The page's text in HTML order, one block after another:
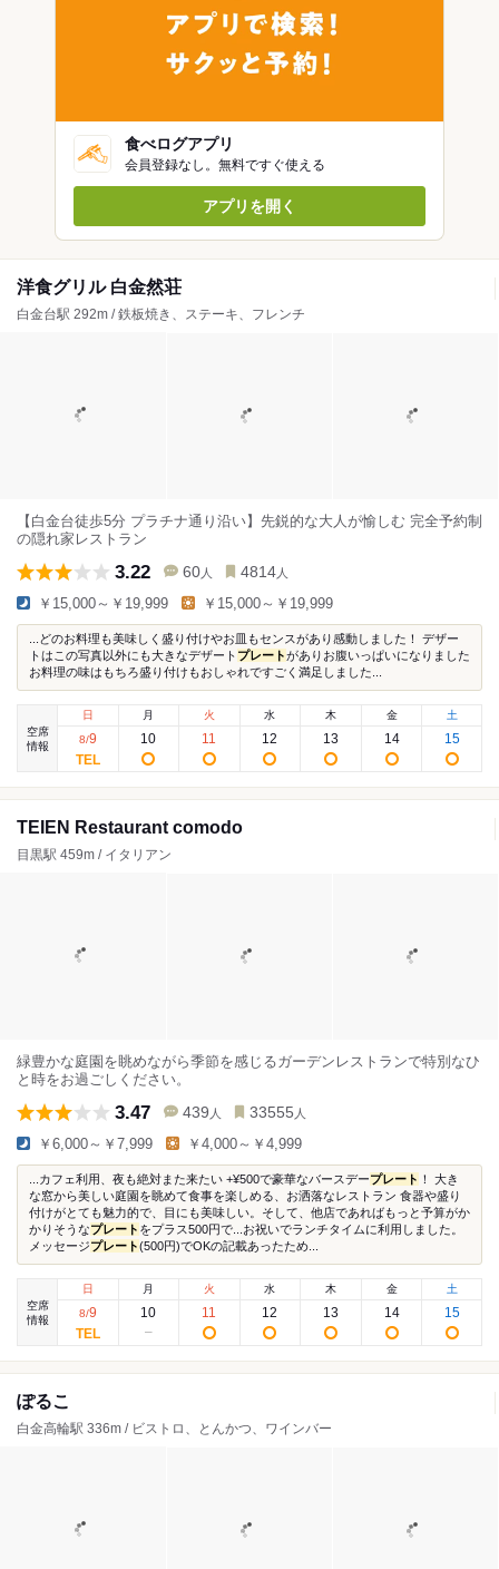
食べログアプリ
会員登録なし。無料ですぐ使える
アプリを開く
洋食グリル 白金然荘
白金台駅 292m / 鉄板焼き、ステーキ、フレンチ
【白金台徒歩5分 プラチナ通り沿い】先鋭的な大人が愉しむ 完全予約制
の隠れ家レストラン
3.22 60 人 4814 人
￥15,000～￥19,999 ￥15,000～￥19,999
...どのお料理も美味しく盛り付けやお皿もセンスがあり感動しました！ デザー
トはこの写真以外にも大きなデザート プレートがありお腹いっぱいになりました
お料理の味はもちろ盛り付けもおしゃれですごく満足しました...
空席
情報
日
8/9
月
10
火
11
水
12
木
13
金
14
土
15
TEIEN Restaurant comodo
目黒駅 459m / イタリアン
緑豊かな庭園を眺めながら季節を感じるガーデンレストランで特別なひ
と時をお過ごしください。
3.47 439 人 33555 人
￥6,000～￥7,999 ￥4,000～￥4,999
...カフェ利用、夜も絶対また来たい +¥500で豪華なバースデープレート ！ 大き
な窓から美しい庭園を眺めて食事を楽しめる、お洒落なレストラン 食器や盛り
付けがとても魅力的で、目にも美味しい。そして、他店であればもっと予算がか
かりそうなプレート をプラス500円で...お祝いでランチタイムに利用しました。
メッセージプレート(500円)でOKの記載あったため...
空席
情報
日
8/9
月
10
火
11
水
12
木
13
金
14
土
15
ぽるこ
白金高輪駅 336m / ビストロ、とんかつ、ワインバー